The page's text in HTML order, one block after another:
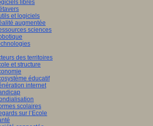
libres
et logiciels
augmentée
sciences
des territoires
et structure
éducatif
internet
scolaires
sur l’Ecole